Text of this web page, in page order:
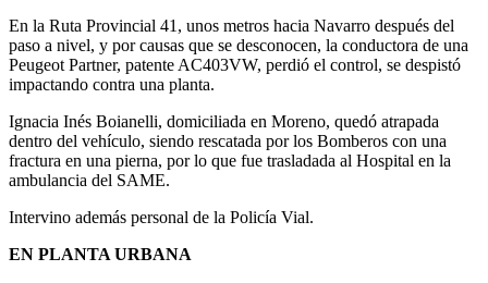
En la Ruta Provincial 41, unos metros hacia Navarro después del
paso a nivel, y por causas que se desconocen, la conductora de una
Peugeot Partner, patente AC403VW, perdió el control, se despistó
impactando contra una planta.
Ignacia Inés Boianelli, domiciliada en Moreno, quedó atrapada
dentro del vehículo, siendo rescatada por los Bomberos con una
fractura en una pierna, por lo que fue trasladada al Hospital en la
ambulancia del SAME.
Intervino además personal de la Policía Vial.
EN PLANTA URBANA